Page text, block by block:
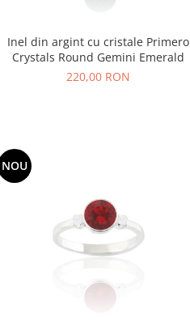
Inel din argint cu cristale Primero
Crystals Round Gemini Emerald
220,00 RON
NOU